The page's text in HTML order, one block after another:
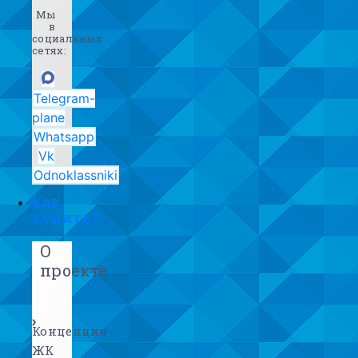
Мы
в
социальных
сетях:
Telegram-
plane
Whatsapp
Vk
Odnoklassniki
Как
купить?
О
проекте
Концепция
ЖК